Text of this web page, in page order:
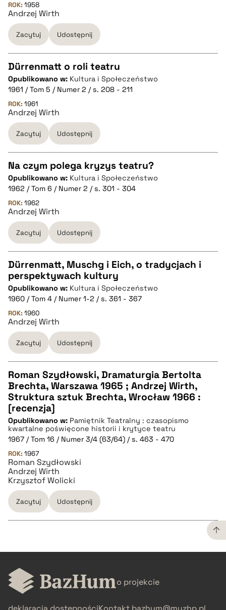
pobierz cytat
BIBTEX
pobierz cytat
ROK: 1958
Andrzej Wirth
Zacytuj Udostępnij
CZYSTY TEKST
pobierz cytat
BIBTEX
pobierz cytat
Dürrenmatt o roli teatru
Opublikowano w: Kultura i Społeczeństwo
1961 / Tom 5 / Numer 2 / s. 208 - 211
ROK: 1961
Andrzej Wirth
Zacytuj Udostępnij
CZYSTY TEKST
pobierz cytat
BIBTEX
pobierz cytat
Na czym polega kryzys teatru?
Opublikowano w: Kultura i Społeczeństwo
1962 / Tom 6 / Numer 2 / s. 301 - 304
ROK: 1962
Andrzej Wirth
Zacytuj Udostępnij
CZYSTY TEKST
pobierz cytat
BIBTEX
pobierz cytat
Dürrenmatt, Muschg i Eich, o tradycjach i
perspektywach kultury
Opublikowano w: Kultura i Społeczeństwo
1960 / Tom 4 / Numer 1-2 / s. 361 - 367
ROK: 1960
Andrzej Wirth
Zacytuj Udostępnij
CZYSTY TEKST
pobierz cytat
BIBTEX
pobierz cytat
Roman Szydłowski, Dramaturgia Bertolta
Brechta, Warszawa 1965 ; Andrzej Wirth,
Struktura sztuk Brechta, Wrocław 1966 :
[recenzja]
Opublikowano w: Pamiętnik Teatralny : czasopismo
kwartalne poświęcone historii i krytyce teatru
1967 / Tom 16 / Numer 3/4 (63/64) / s. 463 - 470
ROK: 1967
Roman Szydłowski
Andrzej Wirth
Krzysztof Wolicki
Zacytuj Udostępnij
CZYSTY TEKST
pobierz cytat o projekcie